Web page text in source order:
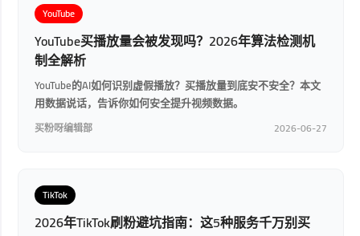
YouTube
YouTube买播放量会被发现吗？2026年算法检测机
制全解析
YouTube的AI如何识别虚假播放？买播放量到底安不安全？本文
用数据说话，告诉你如何安全提升视频数据。
买粉呀编辑部 2026-06-27
TikTok
2026年TikTok刷粉避坑指南：这5种服务千万别买